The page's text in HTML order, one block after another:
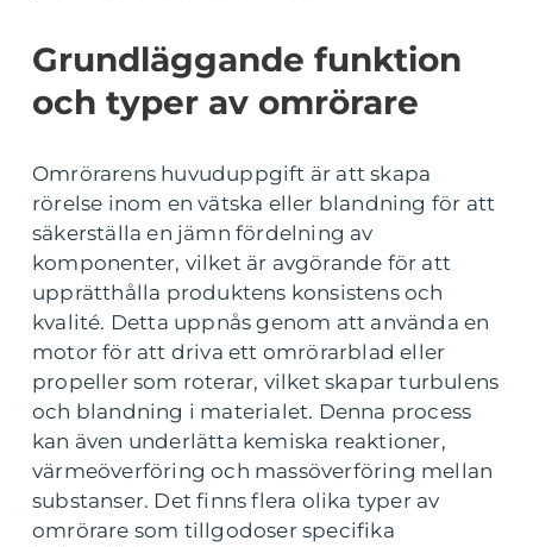
Grundläggande funktion
och typer av omrörare
Omrörarens huvuduppgift är att skapa
rörelse inom en vätska eller blandning för att
säkerställa en jämn fördelning av
komponenter, vilket är avgörande för att
upprätthålla produktens konsistens och
kvalité. Detta uppnås genom att använda en
motor för att driva ett omrörarblad eller
propeller som roterar, vilket skapar turbulens
och blandning i materialet. Denna process
kan även underlätta kemiska reaktioner,
värmeöverföring och massöverföring mellan
substanser. Det finns flera olika typer av
omrörare som tillgodoser specifika